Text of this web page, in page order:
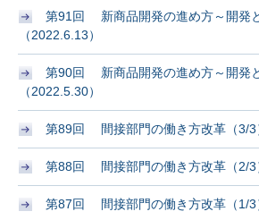
第91回 新商品開発の進め方～開発
（2022.6.13）
第90回 新商品開発の進め方～開発
（2022.5.30）
第89回 間接部門の働き方改革（3/3
第88回 間接部門の働き方改革（2/3
第87回 間接部門の働き方改革（1/3